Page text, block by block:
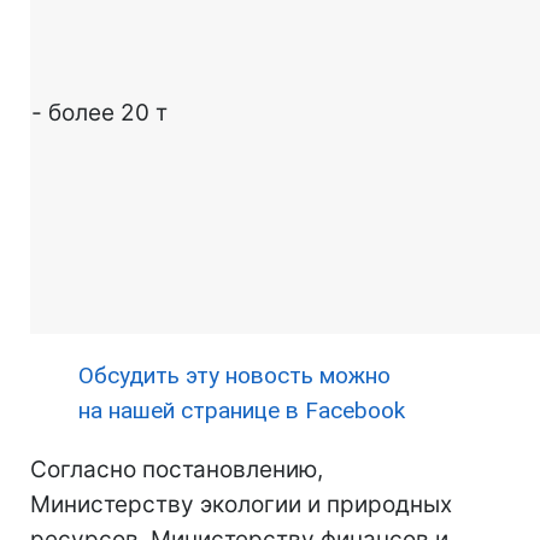
- более 20 т
Обсудить эту новость можно
на нашей странице в Facebook
Согласно постановлению,
Министерству экологии и природных